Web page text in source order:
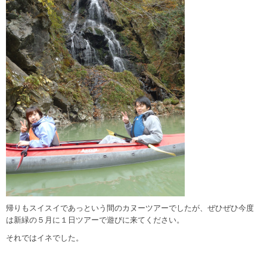
帰りもスイスイであっという間のカヌーツアーでしたが、ぜひぜひ今度
は新緑の５月に１日ツアーで遊びに来てください。
それではイネでした。